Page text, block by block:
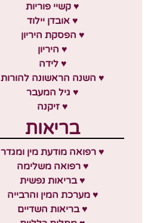
♥ קשיי פוריות
♥ אובדן יילוד
♥ הפסקת היריון
♥ היריון
♥ לידה
♥ השנה הראשונה להורות
♥ גיל המעבר
♥ זיקנה
בריאות
♥ רפואה מודעת מין ומגדר
♥ רפואה משלימה
♥ בריאות נפשית
♥ מערכת המין והרבייה
♥ בריאות השדיים